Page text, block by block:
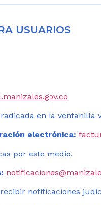
USUARIOS
en la ventanilla
electrónica:
por este medio.
notificaciones